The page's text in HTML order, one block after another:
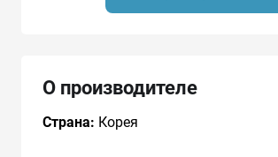
О производителе
Страна: Корея